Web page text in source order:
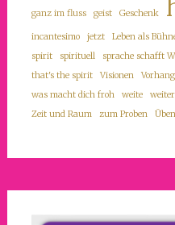
ganz im fluss geist Geschenk
incantesimo jetzt Leben als
spirit
spirituell sprache schafft
that's the spirit
Visionen Vorhang
was macht dich froh
weite weiter
Zeit und Raum
zum Proben Üben